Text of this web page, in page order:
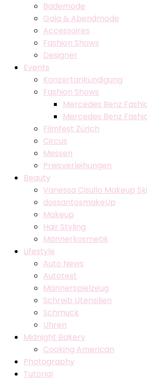
Bademode
Gala & Abendmode
Accessoires
Fashion Shows
Designer
Events
Konzertankündigung
Fashion Shows
Mercedes Benz
Mercedes Benz
Filmfest Zürich
Circus
Messen
Preisverleihungen
Beauty
Vanessa Cisullo Makeup
dossantosmakeUp
Makeup
Hair Styling
Männerkosmetik
Lifestyle
Auto News
Autotest
Männerspielzeug
Schreib Utensilien
Schmuck
Uhren
Midnight Bakery
Cooking American
Photography
Tutorial